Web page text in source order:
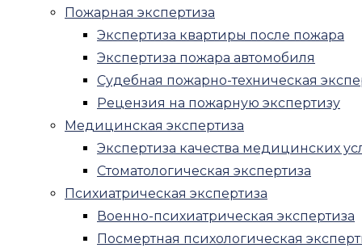
Пожарная экспертиза
Экспертиза квартиры после пожара
Экспертиза пожара автомобиля
Судебная пожарно-техническая
Рецензия на пожарную экспертизу
Медицинская экспертиза
Экспертиза качества медицинских
Стоматологическая экспертиза
Психиатрическая экспертиза
Военно-психиатрическая экспертиза
Посмертная психологическая
Оценка
Оценка недвижимости
Оценка зданий и сооружений
Оценка коммерческой
Оценка офисов
Оценка складской
Оценка земельного участка
Оценка недостроя
Оценка стоимости дома